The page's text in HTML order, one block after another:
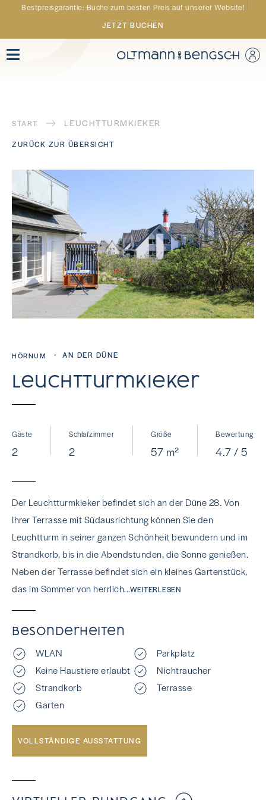
Bestpreisgarantie: Buche zum besten Preis auf unserer Website!
JETZT BUCHEN
START LEUCHTTURMKIEKER
ZURÜCK ZUR ÜBERSICHT
HÖRNUM ・ AN DER DÜNE
Leuchtturmkieker
Gäste
2
Schlafzimmer
2
Größe
57 m²
Bewertung
4.7 / 5
Der Leuchtturmkieker befindet sich an der Düne 28. Von
Ihrer Terrasse mit Südausrichtung können Sie den
Leuchtturm in seiner ganzen Schönheit bewundern und im
Strandkorb, bis in die Abendstunden, die Sonne genießen.
Neben der Terrasse befindet sich ein kleines Gartenstück,
das im Sommer von herrlich...WEITERLESEN
Besonderheiten
WLAN
Parkplatz
Keine Haustiere erlaubt
Nichtraucher
Strandkorb
Terrasse
Garten
VOLLSTÄNDIGE AUSSTATTUNG